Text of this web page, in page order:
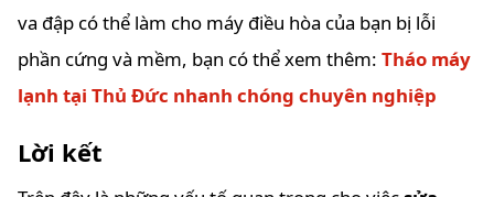
va đập có thể làm cho máy điều hòa của bạn bị lỗi
phần cứng và mềm, bạn có thể xem thêm: Tháo máy
lạnh tại Thủ Đức nhanh chóng chuyên nghiệp
Lời kết